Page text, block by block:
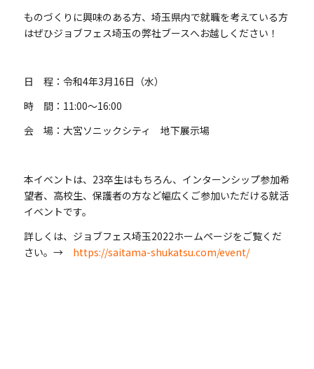
ものづくりに興味のある方、埼玉県内で就職を考えている方
はぜひジョブフェス埼玉の弊社ブースへお越しください！
日 程：令和4年3⽉16⽇（水）
時 間：11:00〜16:00
会 場：大宮ソニックシティ 地下展示場
本イベントは、23卒生はもちろん、インターンシップ参加希
望者、高校生、保護者の方など幅広くご参加いただける就活
イベントです。
詳しくは、ジョブフェス埼玉2022ホームページをご覧くだ
さい。→ https://saitama-shukatsu.com/event/